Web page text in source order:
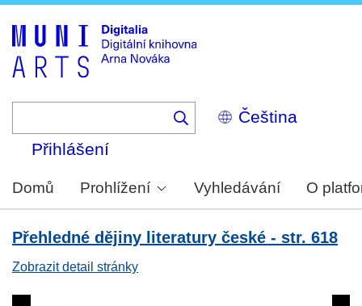
Select
your
Přihlášení
Domů Prohlížení Vyhledávání O
Přehledné dějiny literatury české - str. 618
Zobrazit detail stránky